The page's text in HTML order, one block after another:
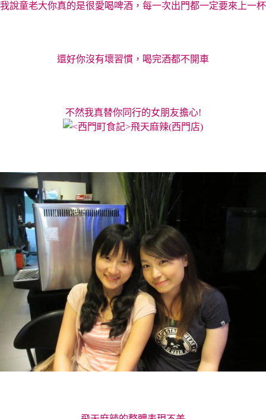
我說童老大你真的是很愛喝啤酒，每一次出門都一定要來上一杯
還好你沒有壞習慣，喝完酒都不開車
不然我真替你同行的女朋友擔心!